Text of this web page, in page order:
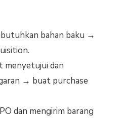
bahan baku →
menyetujui dan
→ buat purchase
dan mengirim barang